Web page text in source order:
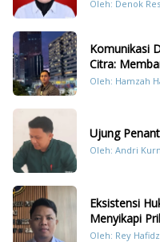
Oleh: Denok
Komunikasi
Citra:
Konten
Oleh: Hamzah
Ujung
Oleh: Andri
Eksistensi
Menyikapi
Dengan
Oleh: Rey